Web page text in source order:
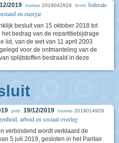
2019 numac 2019042829 bron federale
en energie
besluit van 15 oktober 2018 tot
bedrag van de repartitiebijdrage
lid, van de wet van 11 april 2003
voor de ontmanteling van de
splijtstoffen bestraald in deze
pub. 19/12/2019 numac 2019014929
arbeid en sociaal overleg
verbindend wordt verklaard de
5 juli 2019, gesloten in het Paritair